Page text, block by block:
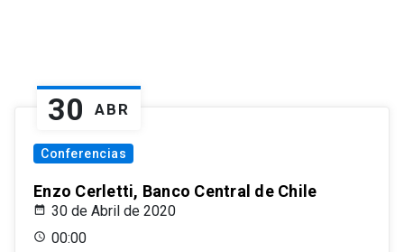
30 ABR
Conferencias
Enzo Cerletti, Banco Central de Chile
30 de Abril de 2020
00:00